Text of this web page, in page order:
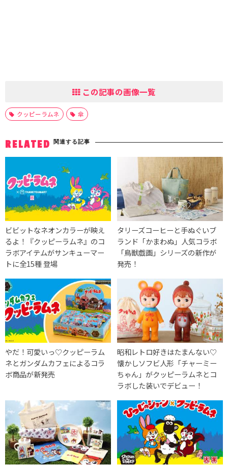
この記事の画像一覧
クッピーラムネ 傘
RELATED 関連する記事
ビビットなネオンカラーが映え
るよ！『クッピーラムネ』のコ
ラボアイテムがサンキューマー
トに全15種 登場
タリーズコーヒーと手ぬぐいブ
ランド「かまわぬ」人気コラボ
「鳥獣戯画」シリーズの新作が
発売！
やだ！可愛いっ♡クッピーラム
ネとガンダムカフェによるコラ
ボ商品が新発売
昭和レトロ好きはたまんない♡
懐かしソフビ人形「チャーミー
ちゃん」がクッピーラムネとコ
ラボした装いでデビュー！